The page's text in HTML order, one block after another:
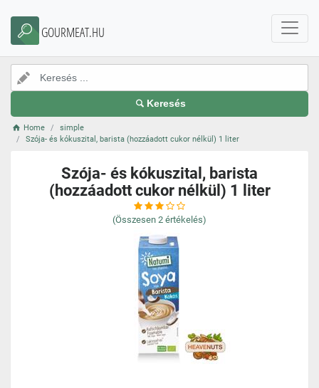
GOURMEAT.HU
Keresés
Home
simple
Szója- és kókuszital, barista (hozzáadott cukor nélkül) 1 liter
Szója- és kókuszital, barista
(hozzáadott cukor nélkül) 1 liter
(Összesen 2 értékelés)